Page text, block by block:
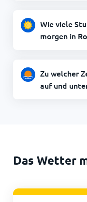
Wie viele
morgen in
Zu welcher
auf und
Das Wetter